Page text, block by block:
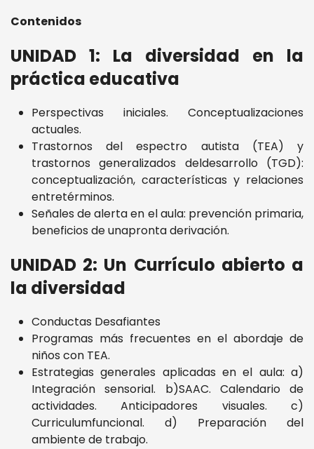
Contenidos
UNIDAD 1: La diversidad en la
práctica educativa
Perspectivas iniciales. Conceptualizaciones
actuales.
Trastornos del espectro autista (TEA) y
trastornos generalizados deldesarrollo (TGD):
conceptualización, características y relaciones
entretérminos.
Señales de alerta en el aula: prevención primaria,
beneficios de unapronta derivación.
UNIDAD 2: Un Currículo abierto a
la diversidad
Conductas Desafiantes
Programas más frecuentes en el abordaje de
niños con TEA.
Estrategias generales aplicadas en el aula: a)
Integración sensorial. b)SAAC. Calendario de
actividades. Anticipadores visuales. c)
Curriculumfuncional. d) Preparación del
ambiente de trabajo.